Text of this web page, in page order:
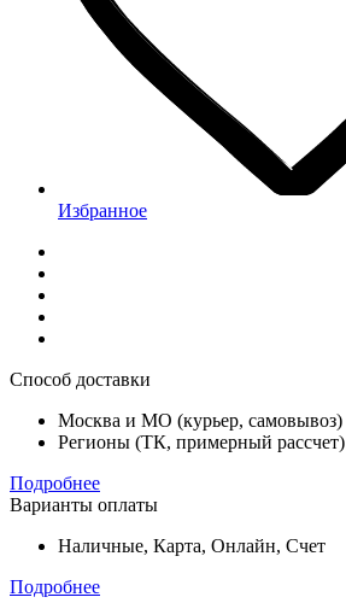
Избранное
Способ доставки
Москва и МО (курьер, самовывоз)
Регионы (ТК, примерный рассчет)
Подробнее
Варианты оплаты
Наличные, Карта, Онлайн, Счет
Подробнее